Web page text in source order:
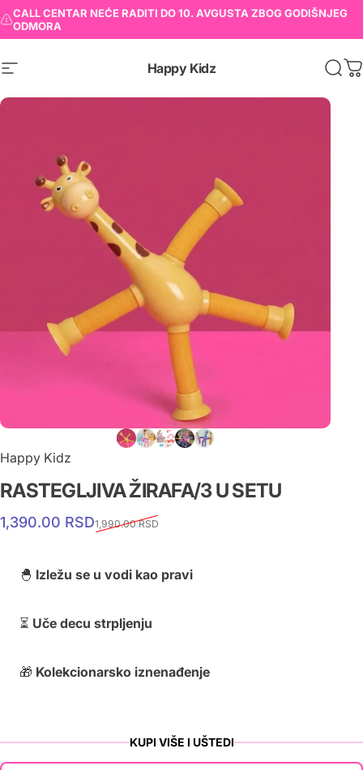
CALL CENTAR NEĆE RADITI DO 10. AVGUSTA ZBOG GODIŠNJEG
ODMORA
Happy Kidz
Happy Kidz
RASTEGLJIVAŽIRAFA/3USETU
1,390.00 RSD1,990.00 RSD
🐣 Izležu se u vodi kao pravi
⏳ Uče decu strpljenju
🎁 Kolekcionarsko iznenađenje
KUPI VIŠE I UŠTEDI